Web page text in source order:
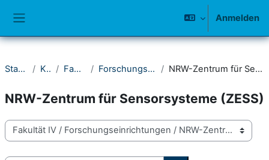
Anmelden
Startseite Kurse Fakultät IV Forschungseinrichtungen NRW-Zentrum für Sensorsysteme (ZESS)
NRW-Zentrum für Sensorsysteme (ZESS)
Kursbereiche